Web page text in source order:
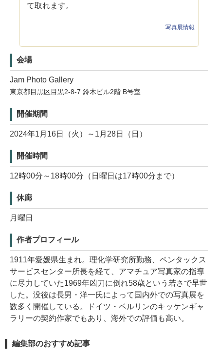
て取れます。
写真展情報
会場
Jam Photo Gallery
東京都目黒区目黒2-8-7 鈴木ビル2階 B号室
開催期間
2024年1月16日（火）～1月28日（日）
開催時間
12時00分～18時00分（日曜日は17時00分まで）
休廊
月曜日
作者プロフィール
1911年愛媛県生まれ。理化学研究所勤務、ペンタックス
サービスセンター所長を経て、アマチュア写真家の指導
に尽力していた1969年凶刀に倒れ58歳という若さで早世
した。没後は長男・洋一氏によって国内外での写真展を
数多く開催している。ドイツ・ベルリンのキッケンギャ
ラリーの契約作家でもあり、海外での評価も高い。
編集部のおすすめ記事